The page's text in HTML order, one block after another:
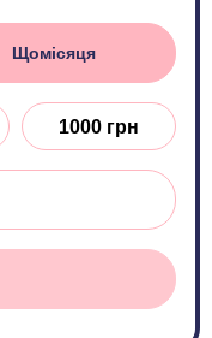
Щомісяця
1000 грн